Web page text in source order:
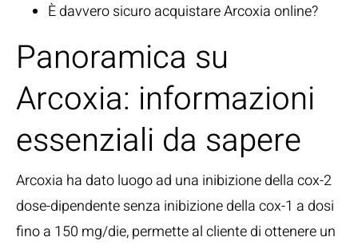
È davvero sicuro acquistare Arcoxia online?
Panoramica su
Arcoxia: informazioni
essenziali da sapere
Arcoxia ha dato luogo ad una inibizione della cox-2
dose-dipendente senza inibizione della cox-1 a dosi
fino a 150 mg/die, permette al cliente di ottenere un